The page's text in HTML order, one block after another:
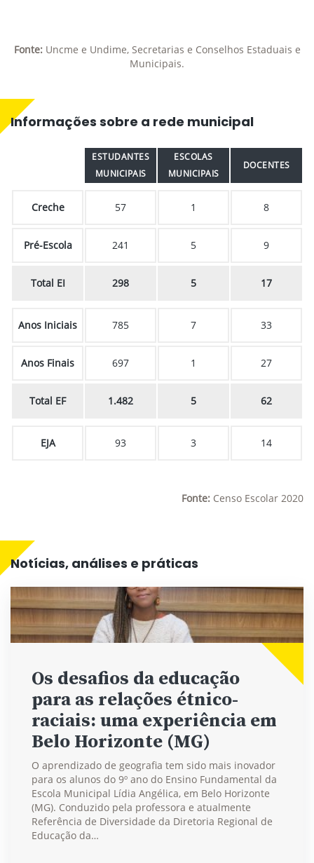
Fonte:Uncme e Undime, Secretarias e Conselhos Estaduais e
Municipais.
Informações sobre a rede municipal
ESTUDANTES
MUNICIPAIS
ESCOLAS
MUNICIPAIS
DOCENTES
Creche 57 1 8
Pré-Escola 241 5 9
Total EI 298 5 17
Anos Iniciais 785 7 33
Anos Finais 697 1 27
Total EF 1.482 5 62
EJA 93 3 14
Fonte: Censo Escolar 2020
Notícias, análises e práticas
Os desafios da educação
para as relações étnico-
raciais: uma experiência em
Belo Horizonte (MG)
O aprendizado de geografia tem sido mais inovador
para os alunos do 9º ano do Ensino Fundamental da
Escola Municipal Lídia Angélica, em Belo Horizonte
(MG). Conduzido pela professora e atualmente
Referência de Diversidade da Diretoria Regional de
Educação da…